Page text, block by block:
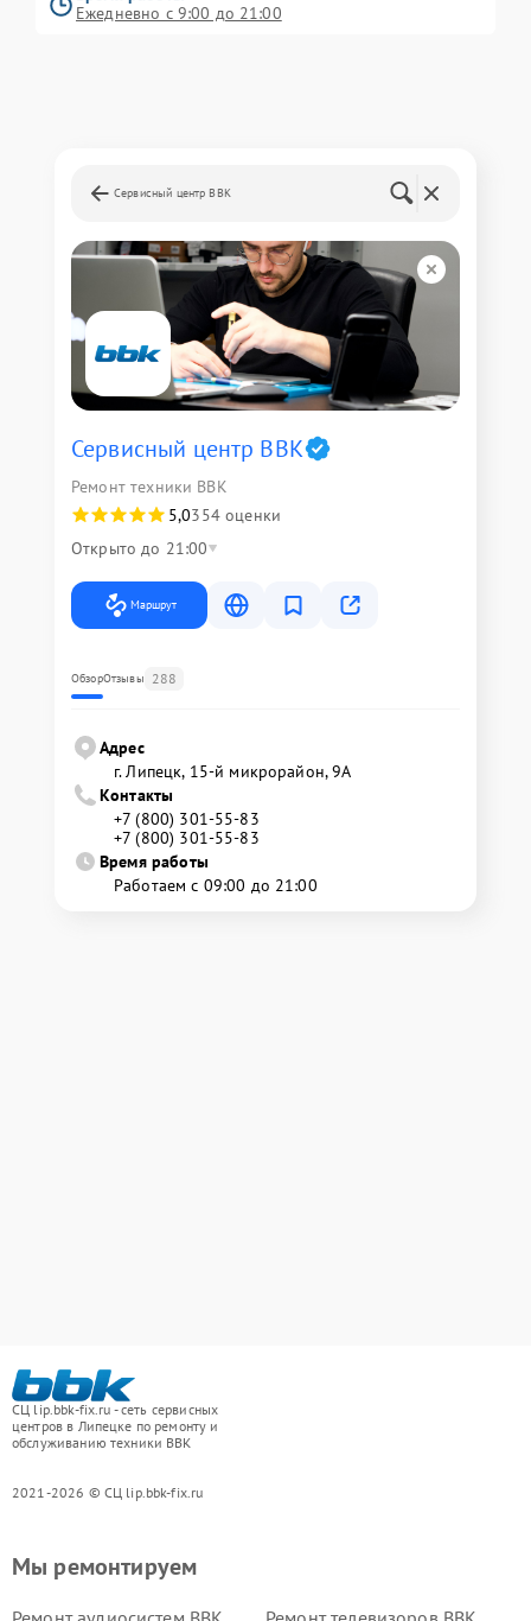
Ежедневно с 9:00 до 21:00
Сервисный центр BBK
Сервисный центр BBK
Ремонт техники BBK
5,0354 оценки
Открыто до 21:00
Маршрут
ОбзорОтзывы 288
Адрес
г. Липецк, 15-й микрорайон, 9А
Контакты
+7 (800) 301-55-83
+7 (800) 301-55-83
Время работы
Работаем с 09:00 до 21:00
СЦ lip.bbk-fix.ru - сеть сервисных
центров в Липецке по ремонту и
обслуживанию техники BBK
2021-2026 © СЦ lip.bbk-fix.ru
Мы ремонтируем